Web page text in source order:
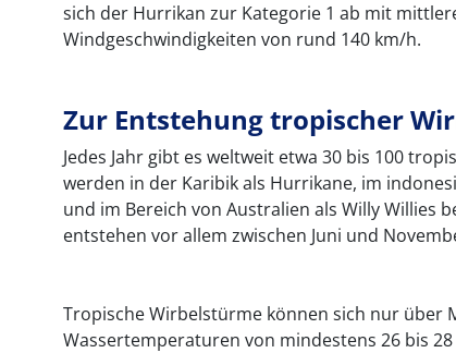
sich der Hurrikan zur Kategorie 1 ab mit
Windgeschwindigkeiten von rund 140 km/h.
Zur Entstehung tropischer
Jedes Jahr gibt es weltweit etwa 30 bis 100
werden in der Karibik als Hurrikane, im
und im Bereich von Australien als Willy Willies
entstehen vor allem zwischen Juni und
Tropische Wirbelstürme können sich nur über
Wassertemperaturen von mindestens 26 bis